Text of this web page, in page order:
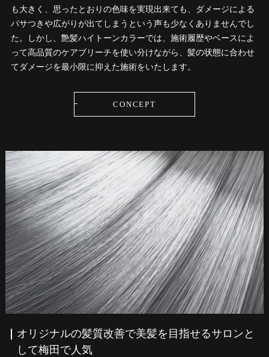
も大きく、思ったとおりの色味を実現出来ても、ダメージによる
パサつきや広がりが出てしまうという声も少なくありませんでし
た。しかし、艶髪ハイトーンカラーでは、施術履歴やベースによ
って高品質のケアブリーチを使い分けながら、髪の状態に合わせ
てダメージを最小限に抑えた施術をいたします。
CONCEPT
オリジナルの髪質改善で美髪を目指せるサロンと
して梅田で人気